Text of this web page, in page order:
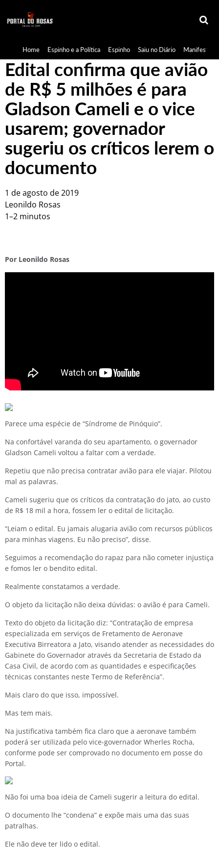
Home Espinho e a Política Espinho Saiu no Diário
Edital confirma que avião
de R$ 5 milhões é para
Gladson Cameli e o vice
usarem; governador
sugeriu os críticos lerem o
documento
1 de agosto de 2019
Leonildo Rosas
1–2 minutos
Por Leonildo Rosas
Parece uma espécie de “Síndrome de Pinóquio”.
Na confortável varanda do seu apartamento, o governador
Gladson Cameli voltou a faltar com a verdade.
Repetiu que não precisa contratar avião para ele viajar. Pilotou
mal as palavras.
Cameli sugeriu que os críticos da contratação do jato, ao custo
de R$ 18 mil a hora, fossem ler o edital de licitação.
“Leiam o edital. Eu jamais alugaria avião com recursos públicos
para minhas viagens. Eu não preciso”, disse.
Seguimos a recomendação do rapaz para não cometer injustiça
e fomos ler o bendito edital.
Realmente constatamos a verdade.
O objeto da licitação não deixa dúvidas: o avião é para Cameli.
Texto do objeto da licitação diz: “Contratação de empresa
especializada em serviços de Fretamento de Aeronave
Executiva Birreatora a Jato, visando atender as necessidades do
Gabinete do Governador através da Secretaria de Estado da
Casa Civil, de acordo com as quantidades e especificações
técnicas constantes neste Termo de Referência”.
Mais claro do que isso, impossível.
Mas tem mais.
Na justificativa também fica claro que a aeronave também
poderá ser utilizada pelo vice-governador Wherles Rocha,
conforme pode ser comprovado no documento em posse do
Portal.
Não foi uma boa ideia de Cameli sugerir a leitura do edital.
O documento lhe “condena” e expõe mais uma das suas
patralhas.
Ele não deve ter lido o edital.